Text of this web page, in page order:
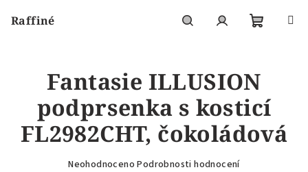
Raffiné
košík
Fantasie ILLUSION
podprsenka s kosticí
FL2982CHT, čokoládová
Průměrné
Neohodnoceno Podrobnosti hodnocení